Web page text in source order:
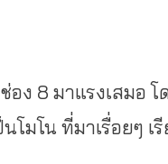
ง 8 มาแรงเสมอ
มโน ที่มาเรื่อยๆ เ